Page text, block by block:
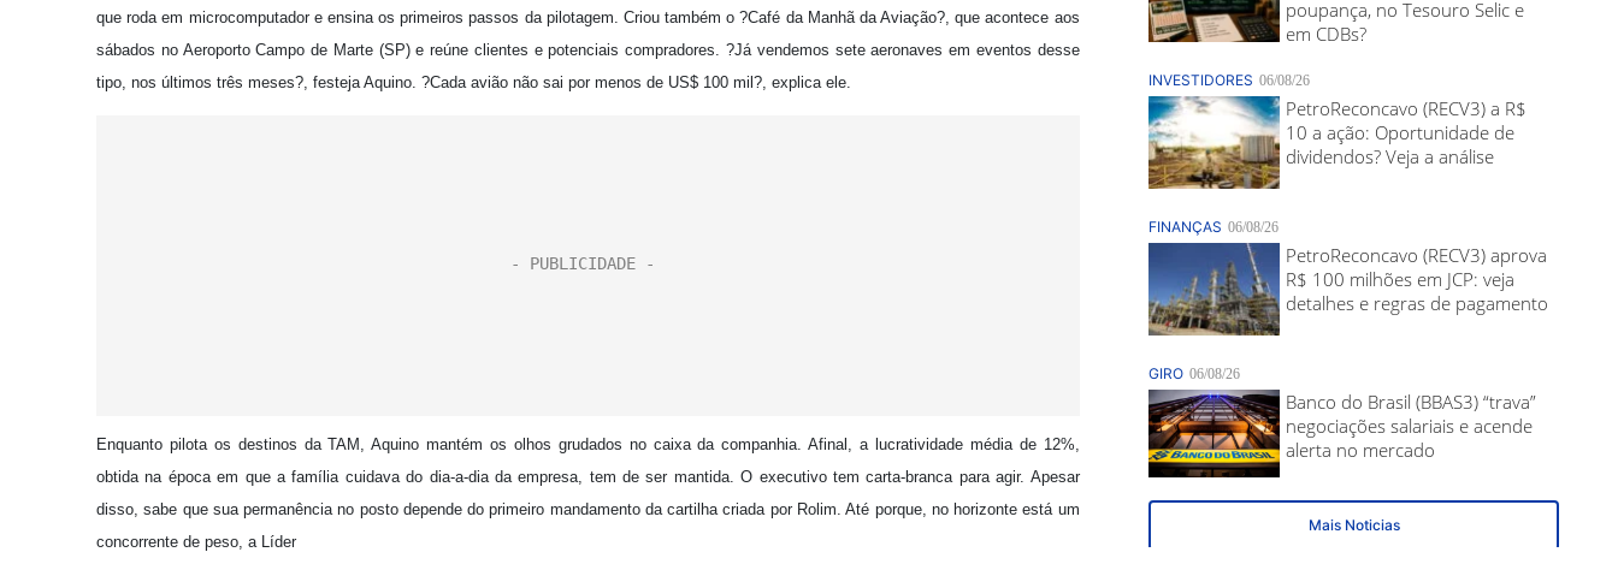
que roda em microcomputador e ensina os primeiros passos da pilotagem. Criou também o ?Café da Manhã da Aviação?, que acontece aos
sábados no Aeroporto Campo de Marte (SP) e reúne clientes e potenciais compradores. ?Já vendemos sete aeronaves em eventos desse
tipo, nos últimos três meses?, festeja Aquino. ?Cada avião não sai por menos de US$ 100 mil?, explica ele.
Enquanto pilota os destinos da TAM, Aquino mantém os olhos grudados no caixa da companhia. Afinal, a lucratividade média de 12%,
obtida na época em que a família cuidava do dia-a-dia da empresa, tem de ser mantida. O executivo tem carta-branca para agir. Apesar
disso, sabe que sua permanência no posto depende do primeiro mandamento da cartilha criada por Rolim. Até porque, no horizonte está um
concorrente de peso, a Líder